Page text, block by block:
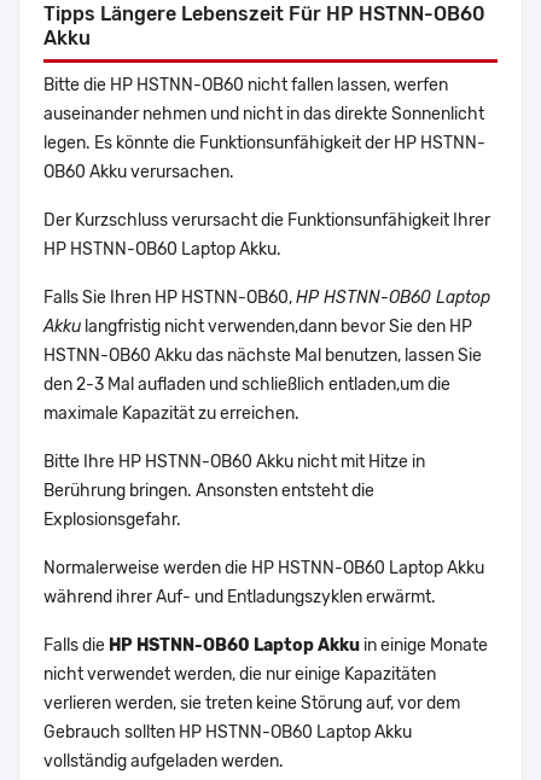
Tipps Längere Lebenszeit Für HP HSTNN-OB60
Akku
Bitte die HP HSTNN-OB60 nicht fallen lassen, werfen
auseinander nehmen und nicht in das direkte Sonnenlicht
legen. Es könnte die Funktionsunfähigkeit der HP HSTNN-
OB60 Akku verursachen.
Der Kurzschluss verursacht die Funktionsunfähigkeit Ihrer
HP HSTNN-OB60 Laptop Akku.
Falls Sie Ihren HP HSTNN-OB60,HP HSTNN-OB60 Laptop
Akku langfristig nicht verwenden,dann bevor Sie den HP
HSTNN-OB60 Akku das nächste Mal benutzen, lassen Sie
den 2-3 Mal aufladen und schließlich entladen,um die
maximale Kapazität zu erreichen.
Bitte Ihre HP HSTNN-OB60 Akku nicht mit Hitze in
Berührung bringen. Ansonsten entsteht die
Explosionsgefahr.
Normalerweise werden die HP HSTNN-OB60 Laptop Akku
während ihrer Auf- und Entladungszyklen erwärmt.
Falls die HP HSTNN-OB60 Laptop Akku in einige Monate
nicht verwendet werden, die nur einige Kapazitäten
verlieren werden, sie treten keine Störung auf, vor dem
Gebrauch sollten HP HSTNN-OB60 Laptop Akku
vollständig aufgeladen werden.